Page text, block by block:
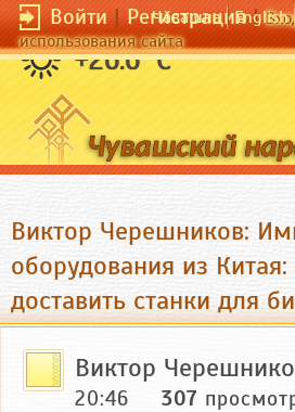
Войти|Регистрация|
использования сайта
Чӑвашла English
+26.6 °C
Бог - это
Виктор Черешников:
оборудования из
доставить станки для
Виктор
20:46
307